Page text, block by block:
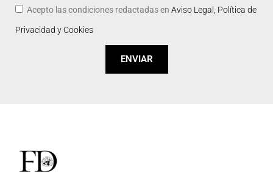
Acepto las condiciones redactadas en Aviso Legal, Política de
Privacidad y Cookies
ENVIAR